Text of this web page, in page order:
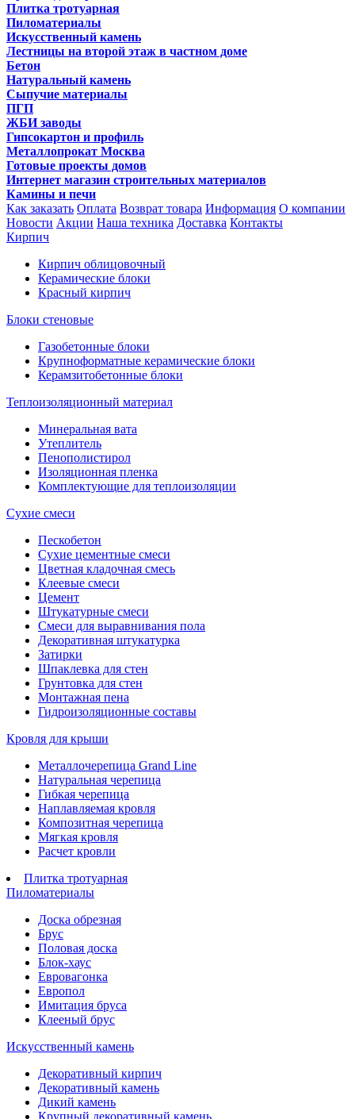
Плитка тротуарная
Пиломатериалы
Искусственный камень
Лестницы на второй этаж в частном доме
Бетон
Натуральный камень
Сыпучие материалы
ПГП
ЖБИ заводы
Гипсокартон и профиль
Металлопрокат Москва
Готовые проекты домов
Интернет магазин строительных материалов
Камины и печи
Как заказать Оплата Возврат товара Информация О компании
Новости Акции Наша техника Доставка Контакты
Кирпич
Кирпич облицовочный
Керамические блоки
Красный кирпич
Блоки стеновые
Газобетонные блоки
Крупноформатные керамические блоки
Керамзитобетонные блоки
Теплоизоляционный материал
Минеральная вата
Утеплитель
Пенополистирол
Изоляционная пленка
Комплектующие для теплоизоляции
Сухие смеси
Пескобетон
Сухие цементные смеси
Цветная кладочная смесь
Клеевые смеси
Цемент
Штукатурные смеси
Смеси для выравнивания пола
Декоративная штукатурка
Затирки
Шпаклевка для стен
Грунтовка для стен
Монтажная пена
Гидроизоляционные составы
Кровля для крыши
Металлочерепица Grand Line
Натуральная черепица
Гибкая черепица
Наплавляемая кровля
Композитная черепица
Мягкая кровля
Расчет кровли
Плитка тротуарная
Пиломатериалы
Доска обрезная
Брус
Половая доска
Блок-хаус
Евровагонка
Европол
Имитация бруса
Клееный брус
Искусственный камень
Декоративный кирпич
Декоративный камень
Дикий камень